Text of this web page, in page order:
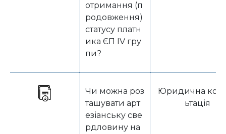
отримання (п
родовження)
статусу платн
ика ЄП IV гру
пи?
Чи можна роз
ташувати арт
езіанську све
рдловину на
Юридична
ьтація